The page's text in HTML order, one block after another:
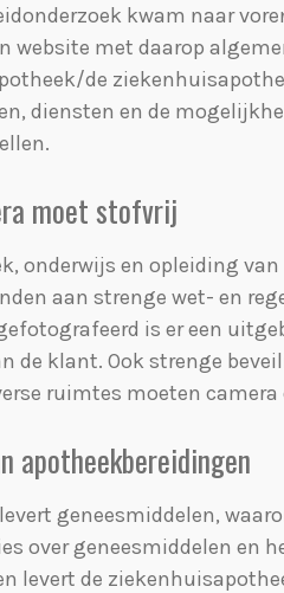
kwam naar
website met daarop
de
diensten en de
moet stofvrij
onderwijs en opleiding
aan strenge wet- en
is er een
de klant. Ook strenge
ruimtes moeten
apotheekbereidingen
geneesmiddelen,
over geneesmiddelen en
levert de